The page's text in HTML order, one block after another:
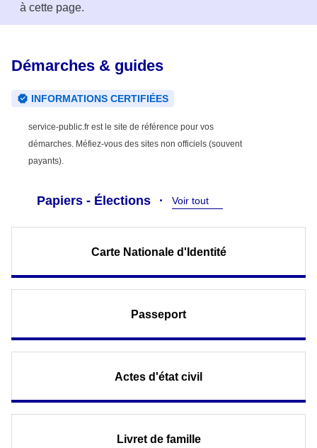
à cette page.
Démarches & guides
INFORMATIONS CERTIFIÉES
service-public.fr est le site de référence pour vos
démarches. Méfiez-vous des sites non officiels (souvent
payants).
Papiers - Élections Voir tout
Carte Nationale d'Identité
Passeport
Actes d'état civil
Livret de famille